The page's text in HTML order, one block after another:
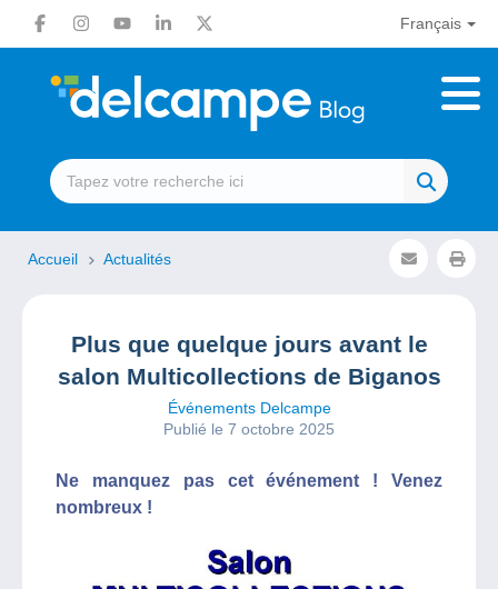
Français
Accueil Actualités
Plus que quelque jours avant le
salon Multicollections de Biganos
Événements Delcampe
Publié le 7 octobre 2025
Ne manquez pas cet événement ! Venez
nombreux !